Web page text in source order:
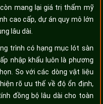
mang lại giá trị thẩm mỹ
cao cấp, dự án quy mô lớn
lâu dài.
trình có hạng mục lót sàn
nhập khẩu luôn là phương
So với các dòng vật liệu
rõ ưu thế về độ ổn định,
đồng bộ lâu dài cho toàn